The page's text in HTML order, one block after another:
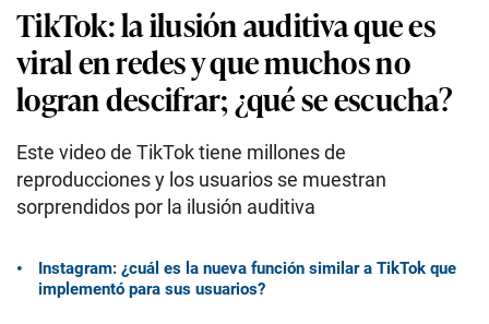
TikTok: la ilusión auditiva que es
viral en redes y que muchos no
logran descifrar; ¿qué se escucha?
Este video de TikTok tiene millones de
reproducciones y los usuarios se muestran
sorprendidos por la ilusión auditiva
Instagram: ¿cuál es la nueva función similar a TikTok que
implementó para sus usuarios?